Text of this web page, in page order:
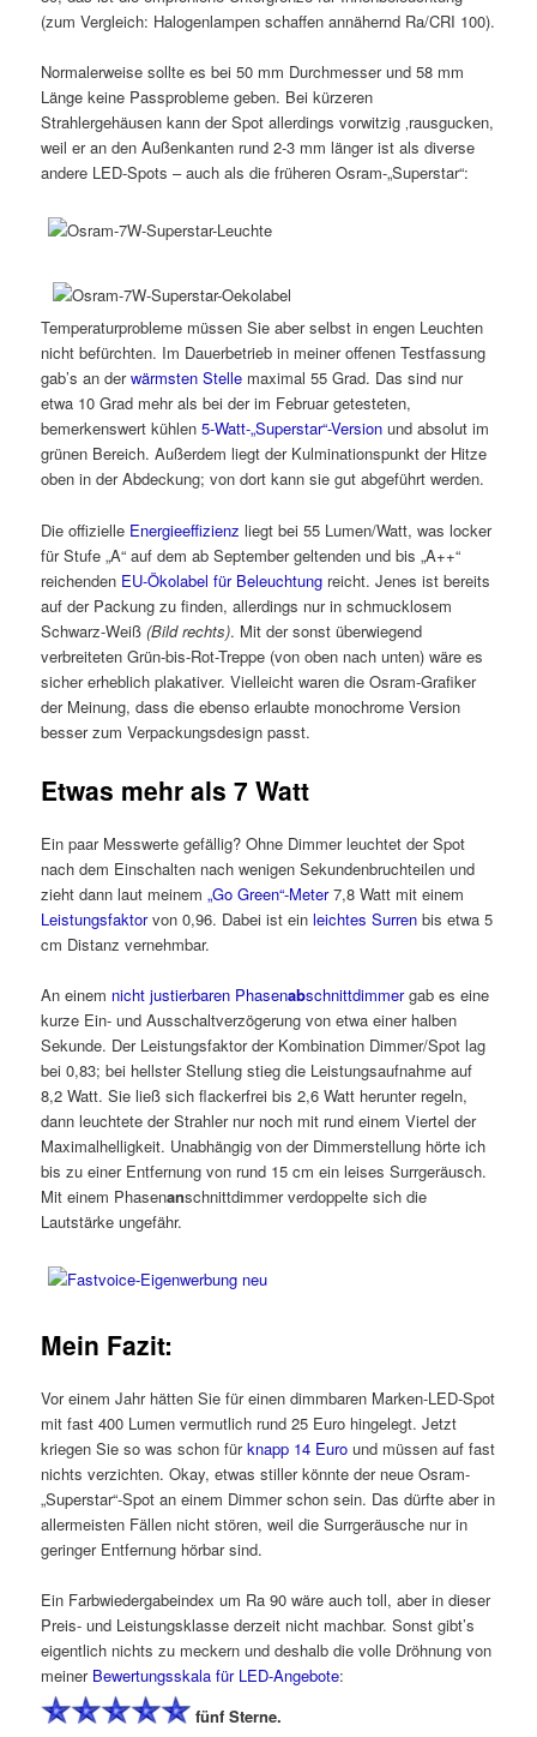
(zum Vergleich: Halogenlampen schaffen annähernd Ra/CRI 100).
Normalerweise sollte es bei 50 mm Durchmesser und 58 mm
Länge keine Passprobleme geben. Bei kürzeren
Strahlergehäusen kann der Spot allerdings vorwitzig ‚rausgucken,
weil er an den Außenkanten rund 2-3 mm länger ist als diverse
andere LED-Spots – auch als die früheren Osram-„Superstar“:
Temperaturprobleme müssen Sie aber selbst in engen Leuchten
nicht befürchten. Im Dauerbetrieb in meiner offenen Testfassung
gab’s an derwärmsten Stelle maximal 55 Grad. Das sind nur
etwa 10 Grad mehr als bei der im Februar getesteten,
bemerkenswert kühlen5-Watt-„Superstar“-Version und absolut im
grünen Bereich. Außerdem liegt der Kulminationspunkt der Hitze
oben in der Abdeckung; von dort kann sie gut abgeführt werden.
Die offizielle Energieeffizienz liegt bei 55 Lumen/Watt, was locker
für Stufe „A“ auf dem ab September geltenden und bis „A++“
reichenden EU-Ökolabel für Beleuchtung reicht. Jenes ist bereits
auf der Packung zu finden, allerdings nur in schmucklosem
Schwarz-Weiß(Bild rechts). Mit der sonst überwiegend
verbreiteten Grün-bis-Rot-Treppe (von oben nach unten) wäre es
sicher erheblich plakativer. Vielleicht waren die Osram-Grafiker
der Meinung, dass die ebenso erlaubte monochrome Version
besser zum Verpackungsdesign passt.
Etwas mehr als 7 Watt
Ein paar Messwerte gefällig? Ohne Dimmer leuchtet der Spot
nach dem Einschalten nach wenigen Sekundenbruchteilen und
zieht dann laut meinem„Go Green“-Meter7,8 Watt mit einem
Leistungsfaktorvon 0,96. Dabei ist einleichtes Surren bis etwa 5
cm Distanz vernehmbar.
An einem nicht justierbaren Phasenabschnittdimmergab es eine
kurze Ein- und Ausschaltverzögerung von etwa einer halben
Sekunde. Der Leistungsfaktor der Kombination Dimmer/Spot lag
bei 0,83; bei hellster Stellung stieg die Leistungsaufnahme auf
8,2 Watt. Sie ließ sich flackerfrei bis 2,6 Watt herunter regeln,
dann leuchtete der Strahler nur noch mit rund einem Viertel der
Maximalhelligkeit. Unabhängig von der Dimmerstellung hörte ich
bis zu einer Entfernung von rund 15 cm ein leises Surrgeräusch.
Mit einem Phasenanschnittdimmer verdoppelte sich die
Lautstärke ungefähr.
Mein Fazit:
Vor einem Jahr hätten Sie für einen dimmbaren Marken-LED-Spot
mit fast 400 Lumen vermutlich rund 25 Euro hingelegt. Jetzt
kriegen Sie so was schon fürknapp 14 Euro und müssen auf fast
nichts verzichten. Okay, etwas stiller könnte der neue Osram-
„Superstar“-Spot an einem Dimmer schon sein. Das dürfte aber in
allermeisten Fällen nicht stören, weil die Surrgeräusche nur in
geringer Entfernung hörbar sind.
Ein Farbwiedergabeindex um Ra 90 wäre auch toll, aber in dieser
Preis- und Leistungsklasse derzeit nicht machbar. Sonst gibt’s
eigentlich nichts zu meckern und deshalb die volle Dröhnung von
meiner Bewertungsskala für LED-Angebote:
fünf Sterne.